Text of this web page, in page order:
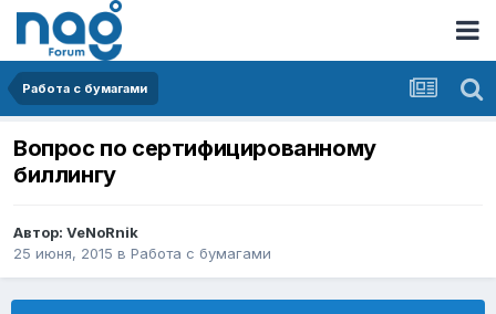
Работа с бумагами
Вопрос по сертифицированному
биллингу
Автор: VeNoRnik
25 июня, 2015 в Работа с бумагами